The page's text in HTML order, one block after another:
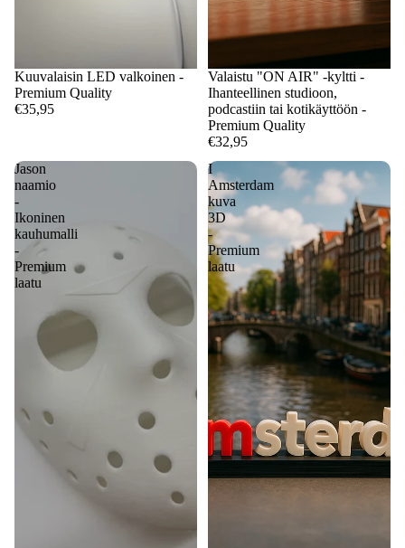
Kuuvalaisin LED valkoinen -
Premium Quality
€35,95
Valaistu "ON AIR" -kyltti -
Ihanteellinen studioon,
podcastiin tai kotikäyttöön -
Premium Quality
€32,95
Jason
naamio
-
Ikoninen
kauhumalli
-
Premium
laatu
I
Amsterdam
kuva
3D
-
Premium
laatu